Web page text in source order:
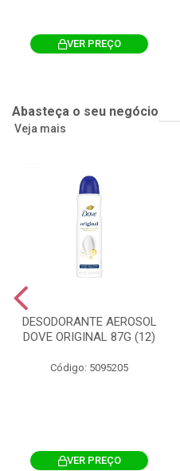
VER PREÇO
Abasteça o seu negócio
Veja mais
DESODORANTE AEROSOL
DOVE ORIGINAL 87G (12)
Código: 5095205
VER PREÇO